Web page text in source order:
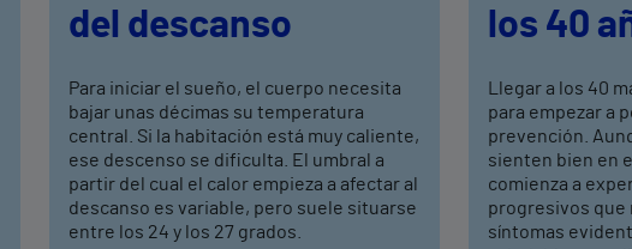
del descanso
Para iniciar el sueño, el cuerpo necesita
bajar unas décimas su temperatura
central. Si la habitación está muy caliente,
ese descenso se dificulta. El umbral a
partir del cual el calor empieza a afectar al
descanso es variable, pero suele situarse
entre los 24 y los 27 grados.
los 40
Llegar a los 40
para empezar a
prevención.
sienten bien en
comienza a
progresivos que
síntomas